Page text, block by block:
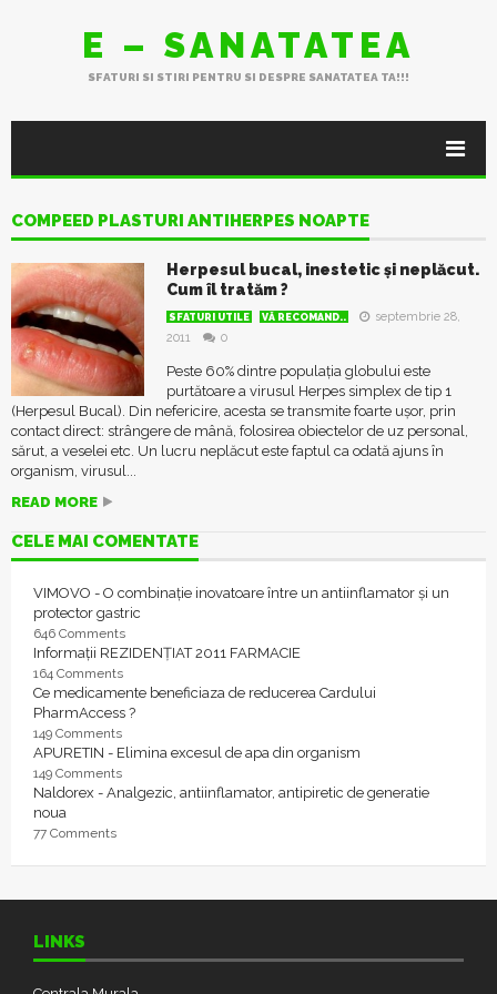
E – SANATATEA
SFATURI SI STIRI PENTRU SI DESPRE SANATATEA TA!!!
COMPEED PLASTURI ANTIHERPES NOAPTE
Herpesul bucal, inestetic și neplăcut.
Cum îl tratăm ?
SFATURI UTILE VĂ RECOMAND..
septembrie 28,
2011
0
Peste 60% dintre populația globului este
purtătoare a virusul Herpes simplex de tip 1
(Herpesul Bucal). Din nefericire, acesta se transmite foarte ușor, prin
contact direct: strângere de mână, folosirea obiectelor de uz personal,
sărut, a veselei etc. Un lucru neplăcut este faptul ca odată ajuns în
organism, virusul...
READ MORE
CELE MAI COMENTATE
VIMOVO - O combinație inovatoare între un antiinflamator și un
protector gastric
646 Comments
Informații REZIDENȚIAT 2011 FARMACIE
164 Comments
Ce medicamente beneficiaza de reducerea Cardului
PharmAccess ?
149 Comments
APURETIN - Elimina excesul de apa din organism
149 Comments
Naldorex - Analgezic, antiinflamator, antipiretic de generatie
noua
77 Comments
LINKS